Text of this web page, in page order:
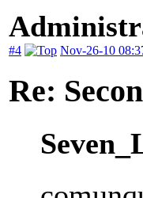
#4 Nov-26-10
Re: